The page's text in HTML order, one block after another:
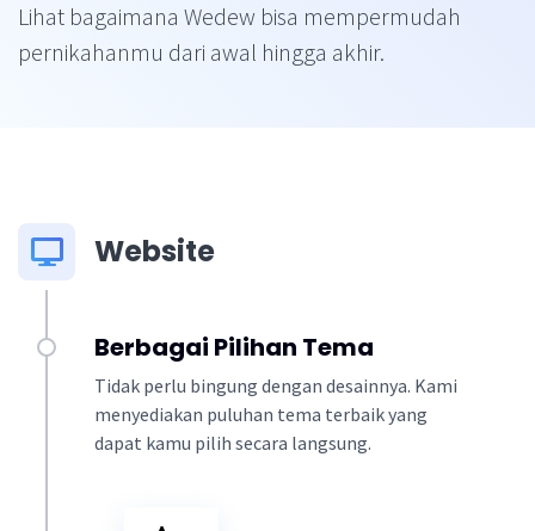
Lihat bagaimana Wedew bisa mempermudah
pernikahanmu dari awal hingga akhir.
Website
Berbagai Pilihan Tema
Tidak perlu bingung dengan desainnya. Kami
menyediakan puluhan tema terbaik yang
dapat kamu pilih secara langsung.